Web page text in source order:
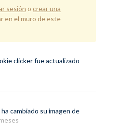
sesión o crear una
en el muro de este
clickerfue actualizado
ha cambiado su imagen de